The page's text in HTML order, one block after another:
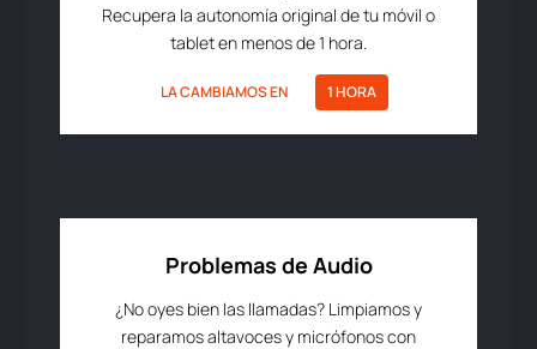
Recupera la autonomía original de tu móvil o
tablet en menos de 1 hora.
LA CAMBIAMOS EN 1 HORA
Problemas de Audio
¿No oyes bien las llamadas? Limpiamos y
reparamos altavoces y micrófonos con